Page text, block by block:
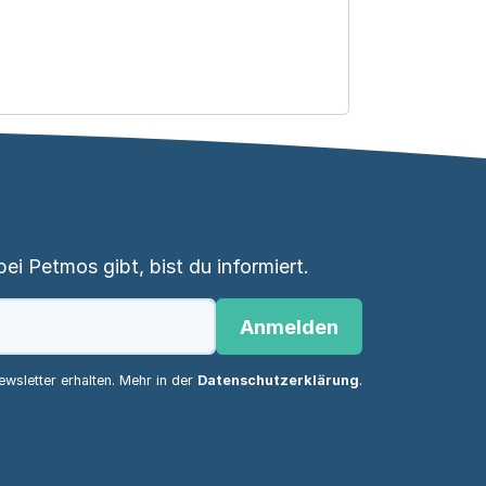
Petmos gibt, bist du informiert.
Anmelden
erhalten. Mehr in der Datenschutzerklärung.